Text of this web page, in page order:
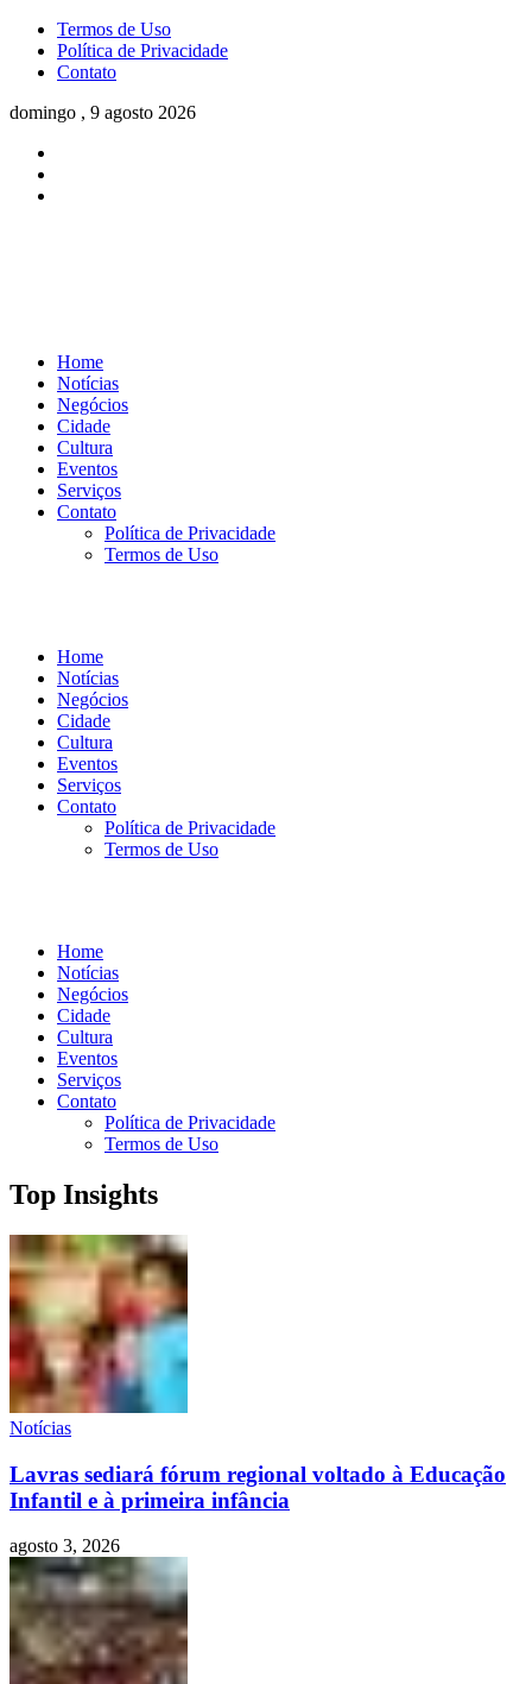
Termos de Uso
Política de Privacidade
Contato
domingo , 9 agosto 2026
Home
Notícias
Negócios
Cidade
Cultura
Eventos
Serviços
Contato
Política de Privacidade
Termos de Uso
Home
Notícias
Negócios
Cidade
Cultura
Eventos
Serviços
Contato
Política de Privacidade
Termos de Uso
Home
Notícias
Negócios
Cidade
Cultura
Eventos
Serviços
Contato
Política de Privacidade
Termos de Uso
Top Insights
Notícias
Lavras sediará fórum regional voltado à Educação
Infantil e à primeira infância
agosto 3, 2026